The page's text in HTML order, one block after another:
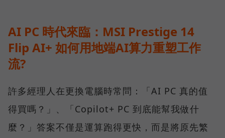
AI PC 時代來臨：MSI Prestige 14
Flip AI+ 如何用地端AI算力重塑工作
流?
許多經理人在更換電腦時常問：「AI PC 真的值
得買嗎？」、「Copilot+ PC 到底能幫我做什
麼？」答案不僅是運算跑得更快，而是將原先繁